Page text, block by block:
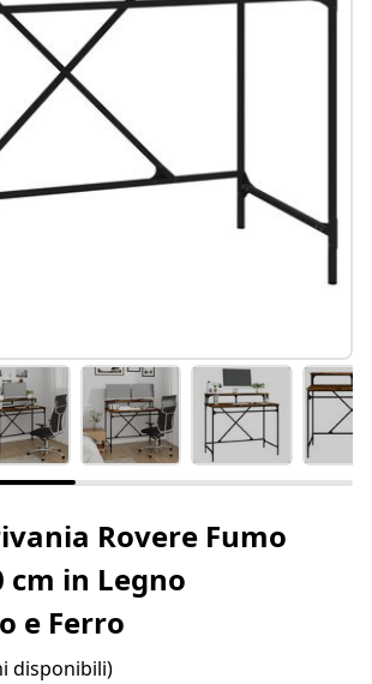
Rovere Fumo
cm in Legno
e Ferro
disponibili)